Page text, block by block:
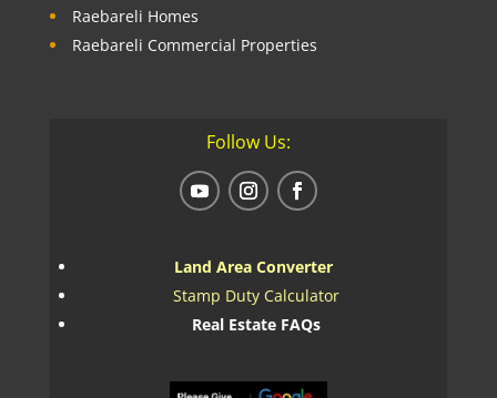
Raebareli Homes
Raebareli Commercial Properties
Follow Us:
Land Area Converter
Stamp Duty Calculator
Real Estate FAQs